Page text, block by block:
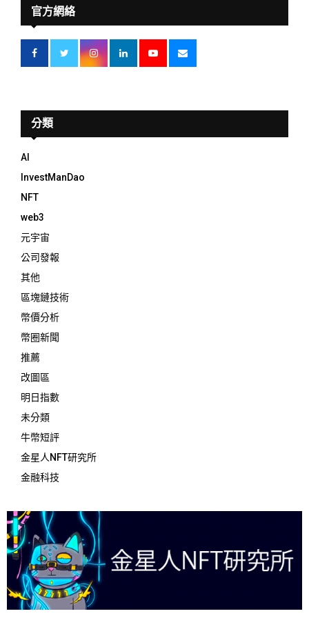
官方網絡
分類
AI
InvestManDao
NFT
web3
元宇宙
公司發報
其他
區塊鏈技術
幣價分析
幣圈新聞
推薦
改圖區
明日指數
未分類
牛幣短評
金星人NFT研究所
金融科技